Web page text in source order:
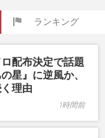
ランキング
配布決定で話題
星』に逆風か、
理由
1時間前